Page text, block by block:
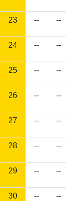
23 -- --
24 -- --
25 -- --
26 -- --
27 -- --
28 -- --
29 -- --
30 -- --